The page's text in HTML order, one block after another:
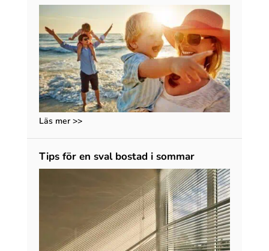
Läs mer >>
Tips för en sval bostad i sommar